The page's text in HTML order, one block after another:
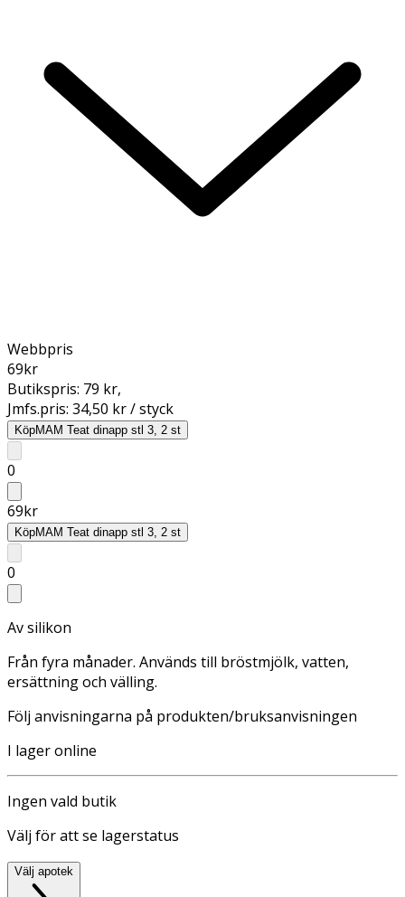
Webbpris
69kr
Butikspris: 79 kr,
Jmfs.pris: 34,50 kr / styck
KöpMAM Teat dinapp stl 3, 2 st
0
69kr
KöpMAM Teat dinapp stl 3, 2 st
0
Av silikon
Från fyra månader. Används till bröstmjölk, vatten,
ersättning och välling.
Följ anvisningarna på produkten/bruksanvisningen
I lager online
Ingen vald butik
Välj för att se lagerstatus
Välj apotek